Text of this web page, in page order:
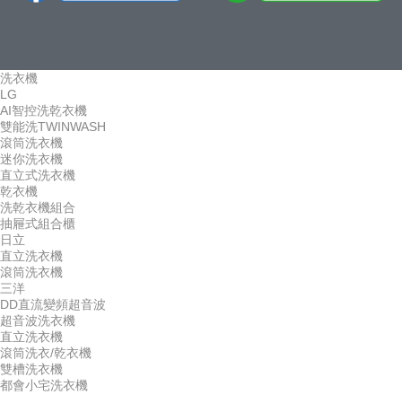
洗衣機
LG
AI智控洗乾衣機
雙能洗TWINWASH
滾筒洗衣機
迷你洗衣機
直立式洗衣機
乾衣機
洗乾衣機組合
抽屜式組合櫃
日立
直立洗衣機
滾筒洗衣機
三洋
DD直流變頻超音波
超音波洗衣機
直立洗衣機
滾筒洗衣/乾衣機
雙槽洗衣機
都會小宅洗衣機